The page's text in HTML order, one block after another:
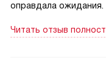
оправдала
получилось
Читать отзыв